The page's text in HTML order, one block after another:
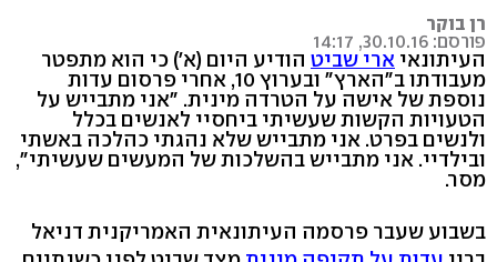
רן בוקר
פורסם: 30.10.16, 14:17
העיתונאי ארי שביט הודיע היום (א') כי הוא מתפטר
מעבודתו ב"הארץ" ובערוץ 10, אחרי פרסום עדות
נוספת של אישה על הטרדה מינית. "אני מתבייש על
הטעויות הקשות שעשיתי ביחסיי לאנשים בכלל
ולנשים בפרט. אני מתבייש שלא נהגתי כהלכה באשתי
ובילדיי. אני מתבייש בהשלכות של המעשים שעשיתי",
מסר.
בשבוע שעבר פרסמה העיתונאית האמריקנית דניאל